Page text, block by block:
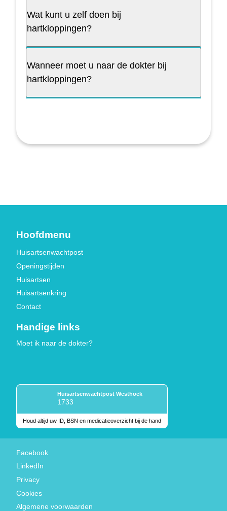
Wat kunt u zelf doen bij
hartkloppingen?
Wanneer moet u naar de dokter bij
hartkloppingen?
Hoofdmenu
Huisartsenwachtpost
Openingstijden
Huisartsen
Huisartsenkring
Contact
Handige links
Moet ik naar de dokter?
Huisartsenwachtpost Westhoek
1733
Houd altijd uw ID, BSN en medicatieoverzicht bij de hand
Facebook
LinkedIn
Privacy
Cookies
Algemene voorwaarden